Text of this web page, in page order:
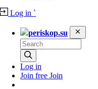
Log in `
periskop.su
Log in
Join free Join